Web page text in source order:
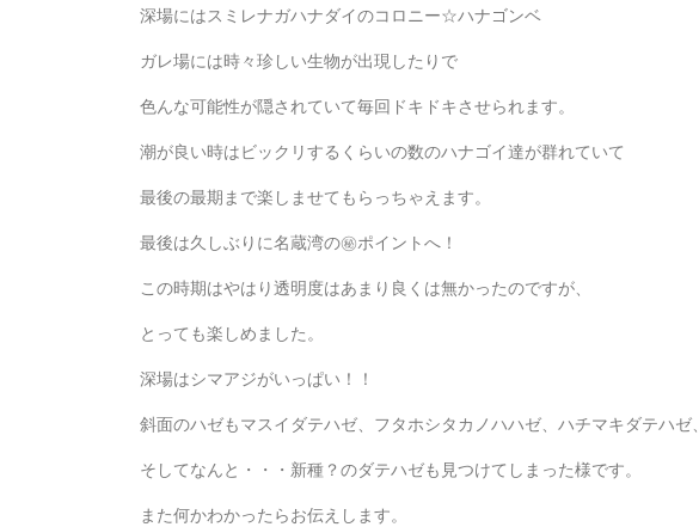
深場にはスミレナガハナダイのコロニー☆ハナゴンベ
ガレ場には時々珍しい生物が出現したりで
色んな可能性が隠されていて毎回ドキドキさせられます。
潮が良い時はビックリするくらいの数のハナゴイ達が群れていて
最後の最期まで楽しませてもらっちゃえます。
最後は久しぶりに名蔵湾の㊙ポイントへ！
この時期はやはり透明度はあまり良くは無かったのですが、
とっても楽しめました。
深場はシマアジがいっぱい！！
斜面のハゼもマスイダテハゼ、フタホシタカノハハゼ、ハチマキダテハゼ、
そしてなんと・・・新種？のダテハゼも見つけてしまった様です。
また何かわかったらお伝えします。